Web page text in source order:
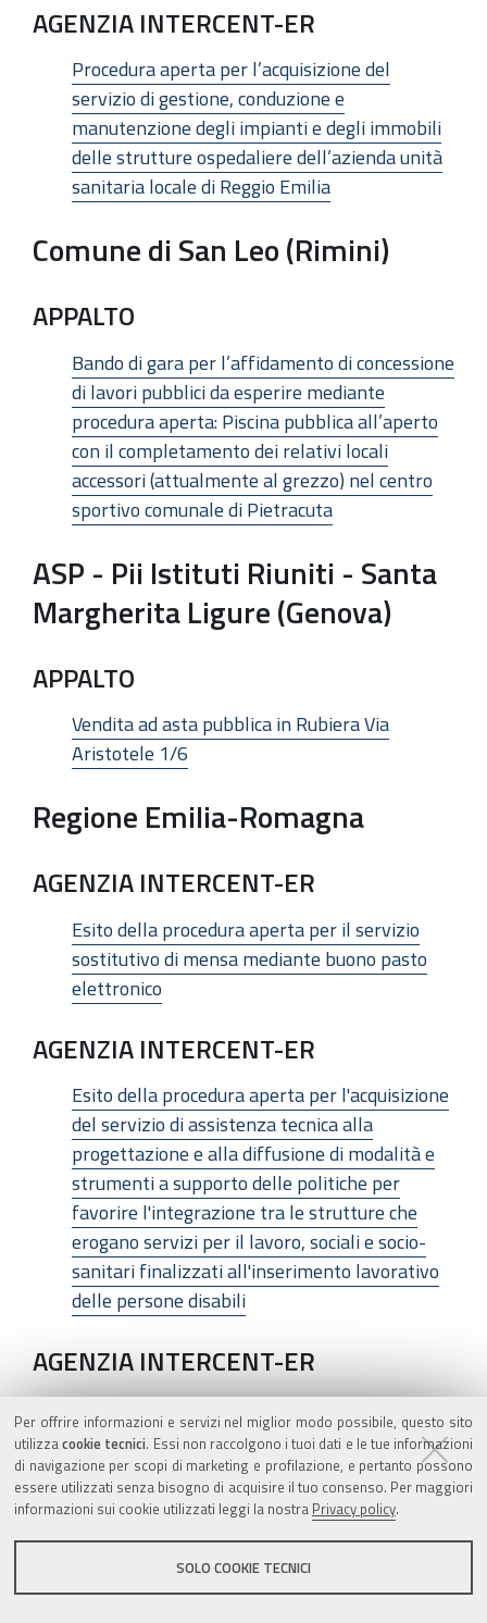
Per offrire informazioni e servizi nel miglior modo possibile, questo sito
utilizzacookie tecnici. Essi non raccolgono i tuoi dati e le tue informazioni
di navigazione per scopi di marketing e profilazione, e pertanto possono
essere utilizzati senza bisogno di acquisire il tuo consenso. Per maggiori
informazioni sui cookie utilizzati leggi la nostra Privacy policy.
SOLO COOKIE TECNICI
AGENZIA INTERCENT-ER
Procedura aperta per l’acquisizione del
servizio di gestione, conduzione e
manutenzione degli impianti e degli immobili
delle strutture ospedaliere dell’azienda unità
sanitaria locale di Reggio Emilia
Comune di San Leo (Rimini)
APPALTO
Bando di gara per l’affidamento di concessione
di lavori pubblici da esperire mediante
procedura aperta: Piscina pubblica all’aperto
con il completamento dei relativi locali
accessori (attualmente al grezzo) nel centro
sportivo comunale di Pietracuta
ASP - Pii Istituti Riuniti - Santa
Margherita Ligure (Genova)
APPALTO
Vendita ad asta pubblica in Rubiera Via
Aristotele 1/6
Regione Emilia-Romagna
AGENZIA INTERCENT-ER
Esito della procedura aperta per il servizio
sostitutivo di mensa mediante buono pasto
elettronico
AGENZIA INTERCENT-ER
Esito della procedura aperta per l'acquisizione
del servizio di assistenza tecnica alla
progettazione e alla diffusione di modalità e
strumenti a supporto delle politiche per
favorire l'integrazione tra le strutture che
erogano servizi per il lavoro, sociali e socio-
sanitari finalizzati all'inserimento lavorativo
delle persone disabili
AGENZIA INTERCENT-ER
aperta, a rilevanza comunitaria, per
l’acquisizione del servizio di supporto tecnico
per la manutenzione del sistema di
accreditamento e per il monitoraggio del